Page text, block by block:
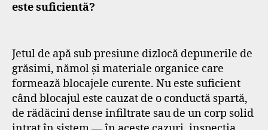
este suficientă?
Jetul de apă sub presiune dizlocă depunerile de
grăsimi, nămol și materiale organice care
formează blocajele curente. Nu este suficient
când blocajul este cauzat de o conductă spartă,
de rădăcini dense infiltrate sau de un corp solid